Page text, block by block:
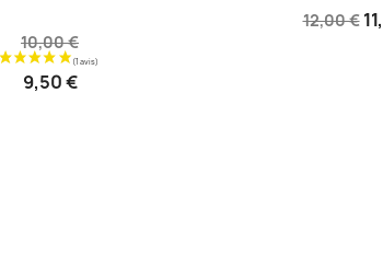
10,00 €
9,50 €
12,00 €